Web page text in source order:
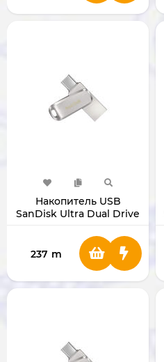
Накопитель USB
SanDisk Ultra Dual Drive
237 m